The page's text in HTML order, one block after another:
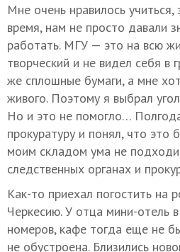
Мне очень нравилось
время, нам не просто давали
работать. МГУ — это на всю
творческий и не видел себя в
же сплошные бумаги, а мне
живого. Поэтому я выбрал
Но и это не помогло…
прокуратуру и понял, что
моим складом ума не
следственных органах и
Как-то приехал погостить на
Черкесию. У отца мини-отель
номеров, кафе тогда еще не
не обустроена. Близились